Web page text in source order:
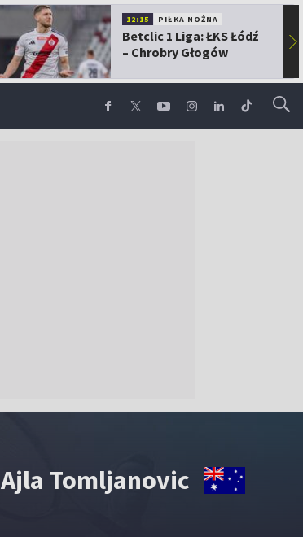
12:15 PIŁKA NOŻNA
Betclic 1 Liga: ŁKS Łódź
– Chrobry Głogów
▶
Ajla Tomljanovic